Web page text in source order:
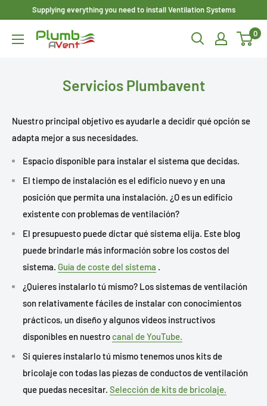
Supplying everything you need to install Ventilation Systems
Plumbavent
0
Servicios Plumbavent
Nuestro principal objetivo es ayudarle a decidir qué opción se
adapta mejor a sus necesidades.
Espacio disponible para instalar el sistema que decidas.
El tiempo de instalación es el edificio nuevo y en una
posición que permita una instalación. ¿O es un edificio
existente con problemas de ventilación?
El presupuesto puede dictar qué sistema elija. Este blog
puede brindarle más información sobre los costos del
sistema. Guía de coste del sistema
¿Quieres instalarlo tú mismo? Los sistemas de ventilación
son relativamente fáciles de instalar con conocimientos
prácticos, un diseño y algunos videos instructivos
disponibles en nuestrocanal de YouTube.
Si quieres instalarlo tú mismo tenemos unos kits de
bricolaje con todas las piezas de conductos de ventilación
que puedas necesitar. Selección de kits de bricolaje.